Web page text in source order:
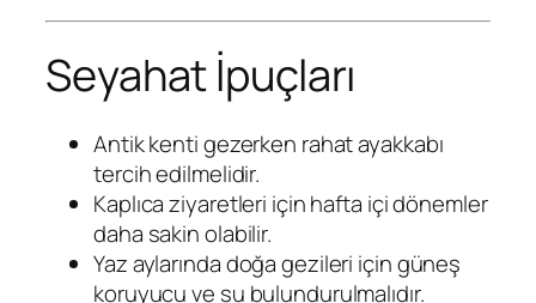
Seyahat İpuçları
Antik kenti gezerken rahat ayakkabı
tercih edilmelidir.
Kaplıca ziyaretleri için hafta içi dönemler
daha sakin olabilir.
Yaz aylarında doğa gezileri için güneş
koruyucu ve su bulundurulmalıdır.